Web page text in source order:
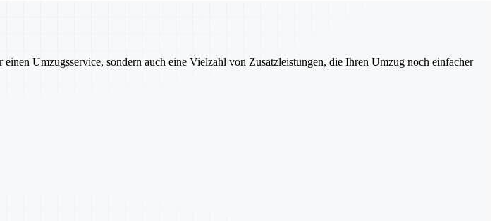
Umzugsservice, sondern auch eine Vielzahl von Zusatzleistungen, die Ihren Umzug noch einfacher